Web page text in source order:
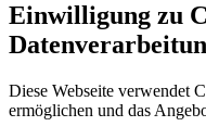
Einwilligung zu
Diese Webseite verwendet
ermöglichen und das